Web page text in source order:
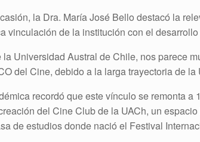
la Dra. María José Bello destacó la
vinculación de la institución con el
la Universidad Austral de Chile, nos parece
del Cine, debido a la larga trayectoria de
recordó que este vínculo se remonta
del Cine Club de la UACh, un
de estudios donde nació el Festival